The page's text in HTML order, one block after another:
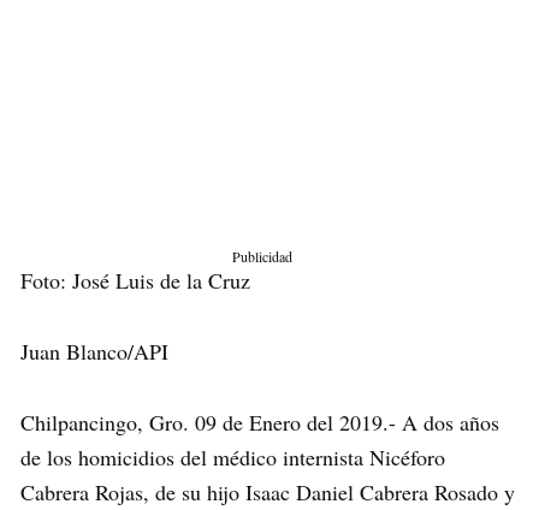
Publicidad
Foto: José Luis de la Cruz
Juan Blanco/API
Chilpancingo, Gro. 09 de Enero del 2019.- A dos años
de los homicidios del médico internista Nicéforo
Cabrera Rojas, de su hijo Isaac Daniel Cabrera Rosado y